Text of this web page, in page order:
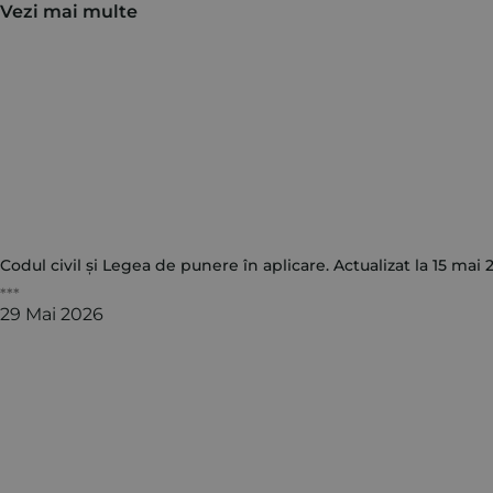
Vezi mai multe
Codul civil și Legea de punere în aplicare. Actualizat la 15 mai
***
29 Mai 2026